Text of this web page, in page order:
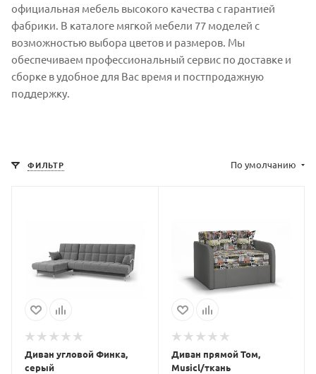
официальная мебель высокого качества с гарантией
фабрики. В каталоге мягкой мебели 77 моделей с
возможностью выбора цветов и размеров. Мы
обеспечиваем профессиональный сервис по доставке и
сборке в удобное для Вас время и постпродажную
поддержку.
ФИЛЬТР По умолчанию
Диван угловой Финка,
серый
Диван прямой Том,
Musicl/ткань